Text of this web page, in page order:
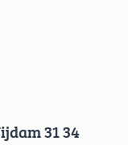
31 34